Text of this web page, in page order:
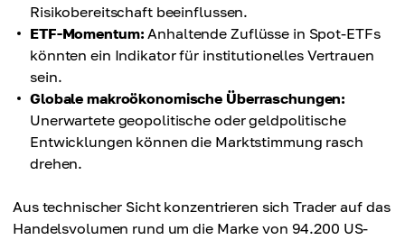
Risikobereitschaft beeinflussen.
ETF-Momentum: Anhaltende Zuflüsse in Spot-ETFs
könnten ein Indikator für institutionelles Vertrauen
sein.
Globale makroökonomische Überraschungen:
Unerwartete geopolitische oder geldpolitische
Entwicklungen können die Marktstimmung rasch
drehen.
Aus technischer Sicht konzentrieren sich Trader auf das
Handelsvolumen rund um die Marke von 94.200 US-